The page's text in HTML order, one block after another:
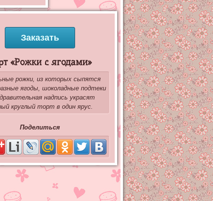
Заказать
«Рожки с ягодами»
рожки, из которых сыпятся
ягоды, шоколадные подтеки
надпись украсят
круглый торт в один ярус.
Поделиться